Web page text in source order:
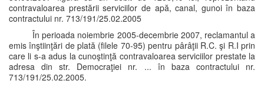
contravaloarea prestării serviciilor de apă, canal, gunoi în baza
contractului nr. 713/191/25.02.2005
În perioada noiembrie 2005-decembrie 2007, reclamantul a
emis înştiinţări de plată (filele 70-95) pentru pârâţii R.C. şi R.I prin
care li s-a adus la cunoştinţă contravaloarea serviciilor prestate la
adresa din str. Democraţiei nr. ... în baza contractului nr.
713/191/25.02.2005.